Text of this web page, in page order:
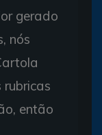
gerado
nós
então